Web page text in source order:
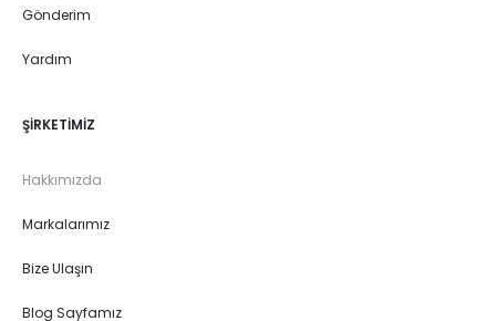
Gönderim
Yardım
ŞIRKETIMIZ
Hakkımızda
Markalarımız
Bize Ulaşın
Blog Sayfamız